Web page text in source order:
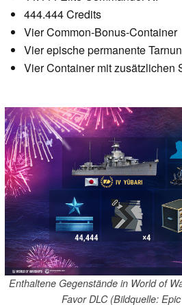
444.444 Credits
Vier Common-Bonus-Container
Vier epische permanente
Vier Container mit zusätzlichen
Enthaltene Gegenstände in World of
Favor DLC (Bildquelle: